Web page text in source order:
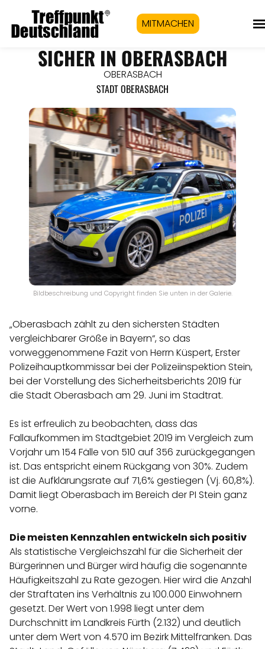
MITMACHEN
SICHER IN OBERASBACH
OBERASBACH
STADT OBERASBACH
Bildbeschreibung und Copyright finden Sie unten in der Galerie.
„Oberasbach zählt zu den sichersten Städten
vergleichbarer Größe in Bayern“, so das
vorweggenommene Fazit von Herrn Küspert, Erster
Polizeihauptkommissar bei der Polizeiinspektion Stein,
bei der Vorstellung des Sicherheitsberichts 2019 für
die Stadt Oberasbach am 29. Juni im Stadtrat.
Es ist erfreulich zu beobachten, dass das
Fallaufkommen im Stadtgebiet 2019 im Vergleich zum
Vorjahr um 154 Fälle von 510 auf 356 zurückgegangen
ist. Das entspricht einem Rückgang von 30%. Zudem
ist die Aufklärungsrate auf 71,6% gestiegen (Vj. 60,8%).
Damit liegt Oberasbach im Bereich der PI Stein ganz
vorne.
Die meisten Kennzahlen entwickeln sich positiv
Als statistische Vergleichszahl für die Sicherheit der
Bürgerinnen und Bürger wird häufig die sogenannte
Häufigkeitszahl zu Rate gezogen. Hier wird die Anzahl
der Straftaten ins Verhältnis zu 100.000 Einwohnern
gesetzt. Der Wert von 1.998 liegt unter dem
Durchschnitt im Landkreis Fürth (2.132) und deutlich
unter dem Wert von 4.570 im Bezirk Mittelfranken. Das